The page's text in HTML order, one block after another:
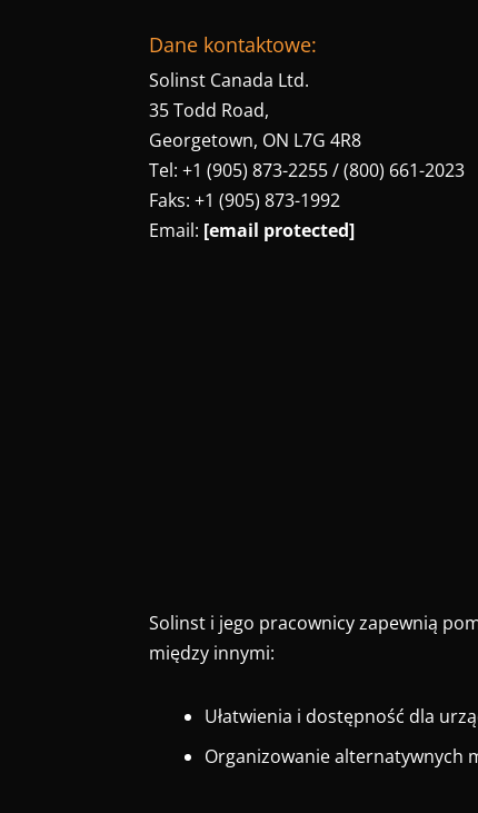
Dane kontaktowe:
Solinst Canada Ltd.
35 Todd Road,
Georgetown, ON L7G 4R8
Tel: +1 (905) 873-2255 / (800) 661-2023
Faks: +1 (905) 873-1992
Email: [email protected]
Solinst i jego pracownicy zapewnią
między innymi:
Ułatwienia i dostępność dla
Organizowanie alternatywnych